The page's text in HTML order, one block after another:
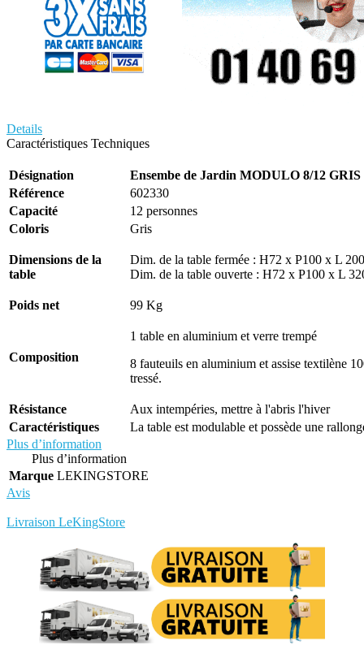
Details
Caractéristiques Techniques
Désignation
Ensembe de Jardin MODULO 8/12 GRIS
Référence
602330
Capacité
12 personnes
Coloris
Gris
Dimensions de la
table
Dim. de la table fermée : H72 x P100 x L
Dim. de la table ouverte : H72 x P100 x L
Poids net 99 Kg
Composition
1 table en aluminium et verre trempé
8 fauteuils en aluminium et assise textilène
tressé.
Résistance
Aux intempéries, mettre à l'abris l'hiver
Caractéristiques
La table est modulable et possède une
Plus d’information
Plus d’information
Marque LEKINGSTORE
Avis
Livraison LeKingStore